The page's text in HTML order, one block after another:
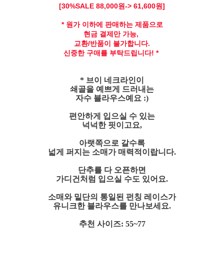
[30%SALE 88,000원-> 61,600원]
* 원가 이하에 판매하는 제품으로
현금 결제만 가능,
교환/반품이 불가합니다.
신중한 구매를 부탁드립니다! *
* 브이 네크라인이
쇄골을 예쁘게 드러내는
자수 블라우스예요 :)
편안하게 입으실 수 있는
넉넉한 핏이고요,
아랫쪽으로 갈수록
넓게 퍼지는 소매가 매력적이랍니다.
단추를 다 오픈하면
가디건처럼 입으실 수도 있어요.
소매와 밑단의 통일된 펀칭 레이스가
유니크한 블라우스를 만나보세요.
추천 사이즈: 55~77